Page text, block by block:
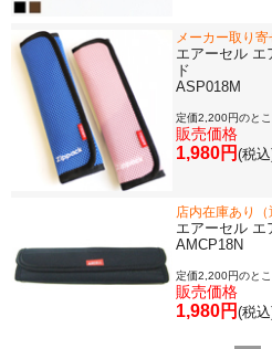
メーカー取り
エアーセル エ
ド
ASP018M
定価2,200円のと
販売価格
1,980円 (税
店内在庫あり（
エアーセル エ
AMCP18N
定価2,200円のと
販売価格
1,980円 (税
今月のお買い得品
目的・用途別で
メーカー別で探す
価格・ランキングで探す
初級・中級・上級で探す